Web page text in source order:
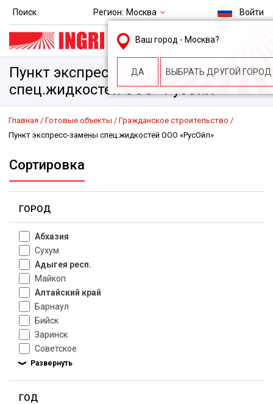
Поиск Регион: Москва
Ваш город - Москва?
ДА ВЫБРАТЬ ДРУГОЙ ГОРОД
Войти
msk@ingri.ru
пн. – пт.: 9.00-18.00
Пункт экспресс-замены
спец.жидкостей ООО «РусОйл»
Главная Готовые объекты
Гражданское строительство
Пункт экспресс-замены спец.жидкостей ООО «РусОйл»
Сортировка
ГОРОД
Абхазия
Сухум
Адыгея респ.
Майкоп
Алтайский край
Барнаул
Бийск
Заринск
Советское
ГОД